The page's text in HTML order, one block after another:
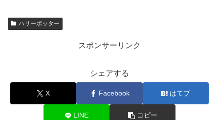
ハリーポッター
スポンサーリンク
シェアする
X Facebook はてブ
LINE コピー